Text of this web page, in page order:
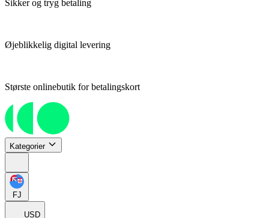
Sikker og tryg betaling
Øjeblikkelig digital levering
Største onlinebutik for betalingskort
Kategorier
FJ
USD